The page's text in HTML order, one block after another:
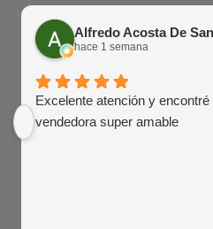
Alfredo Acosta De
hace 1 semana
Excelente atención y
vendedora super amable